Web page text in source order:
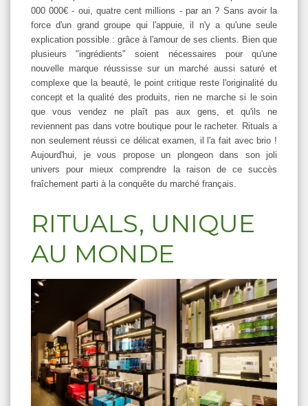
000 000€ - oui, quatre cent millions - par an ? Sans avoir la
force d'un grand groupe qui l'appuie, il n'y a qu'une seule
explication possible : grâce à l'amour de ses clients. Bien que
plusieurs "ingrédients" soient nécessaires pour qu'une
nouvelle marque réussisse sur un marché aussi saturé et
complexe que la beauté, le point critique reste l'originalité du
concept et la qualité des produits, rien ne marche si le soin
que vous vendez ne plaît pas aux gens, et qu'ils ne
reviennent pas dans votre boutique pour le racheter. Rituals a
non seulement réussi ce délicat examen, il l'a fait avec brio !
Aujourd'hui, je vous propose un plongeon dans son joli
univers pour mieux comprendre la raison de ce succès
fraîchement parti à la conquête du marché français.
RITUALS, UNIQUE
AU MONDE